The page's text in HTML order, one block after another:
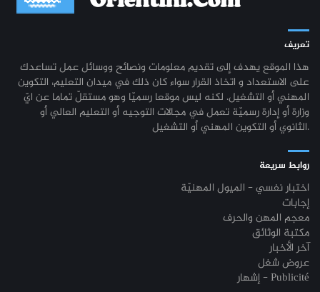
تعريف
هذا الموقع يهدف إلى تقديم معلومات ونصائح ووسائل عمل تساعدك
على الاستعداد و اتخاذ القرار سواء كان ذلك في ميدان التعليم، التكوين
المهني أو التشغيل. لكنه ليس موقعا رسميّا وهو مستقلّ تماما عن ايّ
وزارة أو إدارة رسميّة تعمل في مجالات التوجيه أو التعليم العالي أو
الثانوي أو التكوين المهني أو التشغيل.
روابط سريعة
اختبار نفسي - الميول المهنيّة
إجابات
معجم المهن والحرف
مكتبة الوثائق
آخر الأخبار
عروض شغل
إشهار - Publicité